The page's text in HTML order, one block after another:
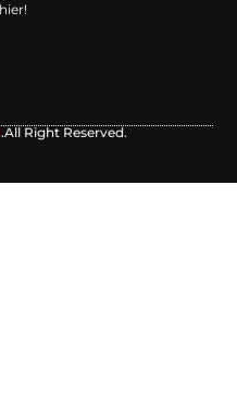
.All Right Reserved.